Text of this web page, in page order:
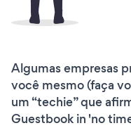
Algumas empresas
você mesmo (faça
um “techie” que
Guestbook in 'no